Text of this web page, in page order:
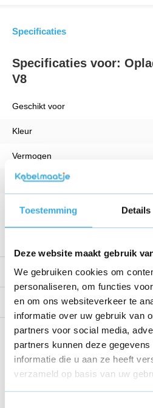
Toestemming Details
Deze website maakt gebruik
We gebruiken cookies om
personaliseren, om functies
en om ons websiteverkeer te
informatie over uw gebruik van
partners voor social media,
partners kunnen deze
informatie die u aan ze heeft
verzameld op basis van uw
Specificaties
Specificaties voor:
V8
Geschikt voor
Kleur
Vermogen
Kabellengte
Voltage
Productomschrijving
Reviews
Share this product!